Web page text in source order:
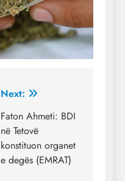
Next:
Faton Ahmeti: BDI
në Tetovë
konstituon organet
e degës (EMRAT)